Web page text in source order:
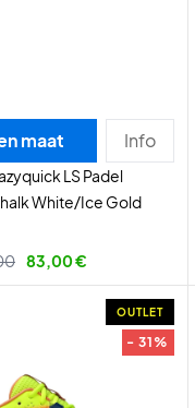
maat Info
LS Padel
White/Ice Gold
83,00 €
OUTLET
- 31%